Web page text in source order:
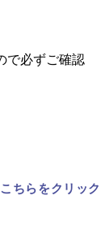
こちらをクリック